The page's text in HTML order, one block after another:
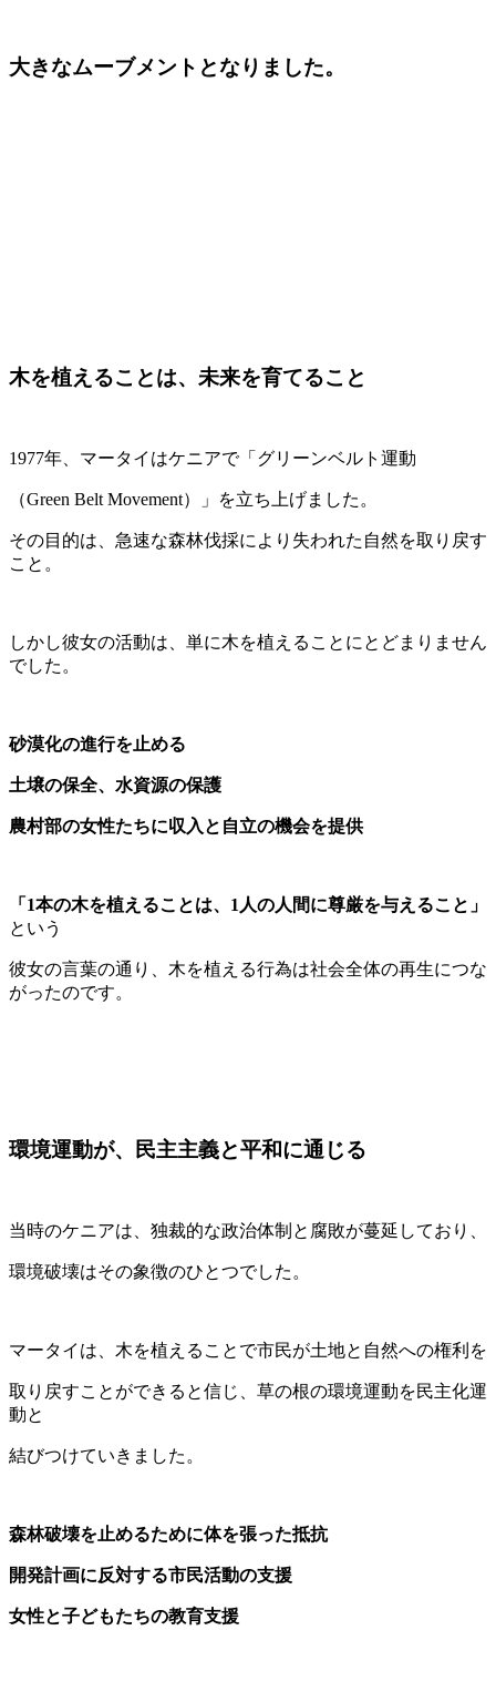
大きなムーブメントとなりました。
木を植えることは、未来を育てること
1977年、マータイはケニアで「グリーンベルト運動
（Green Belt Movement）」を立ち上げました。
その目的は、急速な森林伐採により失われた自然を取り戻す
こと。
しかし彼女の活動は、単に木を植えることにとどまりません
でした。
砂漠化の進行を止める
土壌の保全、水資源の保護
農村部の女性たちに収入と自立の機会を提供
「1本の木を植えることは、1人の人間に尊厳を与えること」
という
彼女の言葉の通り、木を植える行為は社会全体の再生につな
がったのです。
環境運動が、民主主義と平和に通じる
当時のケニアは、独裁的な政治体制と腐敗が蔓延しており、
環境破壊はその象徴のひとつでした。
マータイは、木を植えることで市民が土地と自然への権利を
取り戻すことができると信じ、草の根の環境運動を民主化運
動と
結びつけていきました。
森林破壊を止めるために体を張った抵抗
開発計画に反対する市民活動の支援
女性と子どもたちの教育支援